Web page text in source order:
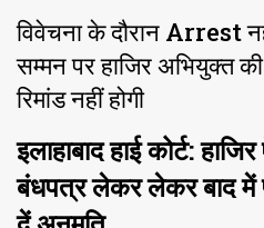
विवेचना के दौरान Arrest
सम्मन पर हाजिर अभियुक्त की
रिमांड नहीं होगी
इलाहाबाद हाई कोर्ट:
बंधपत्र लेकर लेकर बाद में